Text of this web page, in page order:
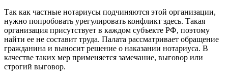
Так как частные нотариусы подчиняются этой организации,
нужно попробовать урегулировать конфликт здесь. Такая
организация присутствует в каждом субъекте РФ, поэтому
найти ее не составит труда. Палата рассматривает обращение
гражданина и выносит решение о наказании нотариуса. В
качестве таких мер применяется замечание, выговор или
строгий выговор.